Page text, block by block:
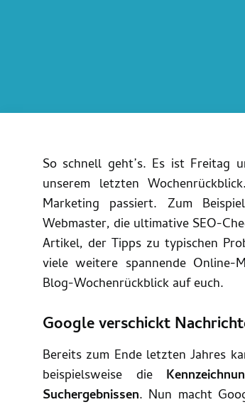
So schnell geht’s. Es ist Freitag
unserem letzten
Marketing passiert. Zum
Webmaster, die ultimative SEO-
Artikel, der Tipps zu typischen
viele weitere spannende Online-
Blog-Wochenrückblick auf euch.
Google verschickt
Bereits zum Ende letzten Jahres
beispielsweise die
Suchergebnissen. Nun macht